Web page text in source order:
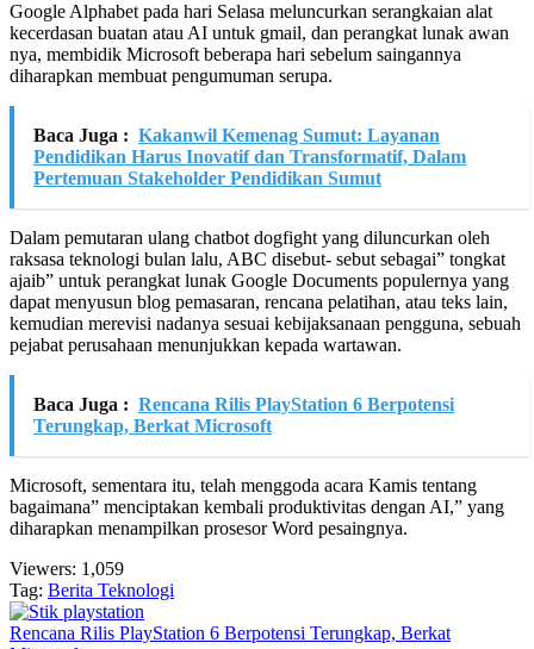
Google Alphabet pada hari Selasa meluncurkan serangkaian alat
kecerdasan buatan atau AI untuk gmail, dan perangkat lunak awan
nya, membidik Microsoft beberapa hari sebelum saingannya
diharapkan membuat pengumuman serupa.
Baca Juga : Kakanwil Kemenag Sumut: Layanan
Pendidikan Harus Inovatif dan Transformatif, Dalam
Pertemuan Stakeholder Pendidikan Sumut
Dalam pemutaran ulang chatbot dogfight yang diluncurkan oleh
raksasa teknologi bulan lalu, ABC disebut- sebut sebagai” tongkat
ajaib” untuk perangkat lunak Google Documents populernya yang
dapat menyusun blog pemasaran, rencana pelatihan, atau teks lain,
kemudian merevisi nadanya sesuai kebijaksanaan pengguna, sebuah
pejabat perusahaan menunjukkan kepada wartawan.
Baca Juga : Rencana Rilis PlayStation 6 Berpotensi
Terungkap, Berkat Microsoft
Microsoft, sementara itu, telah menggoda acara Kamis tentang
bagaimana” menciptakan kembali produktivitas dengan AI,” yang
diharapkan menampilkan prosesor Word pesaingnya.
Viewers: 1,059
Tag: Berita Teknologi
Rencana Rilis PlayStation 6 Berpotensi Terungkap, Berkat